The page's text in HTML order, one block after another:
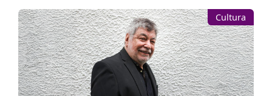
Cultura